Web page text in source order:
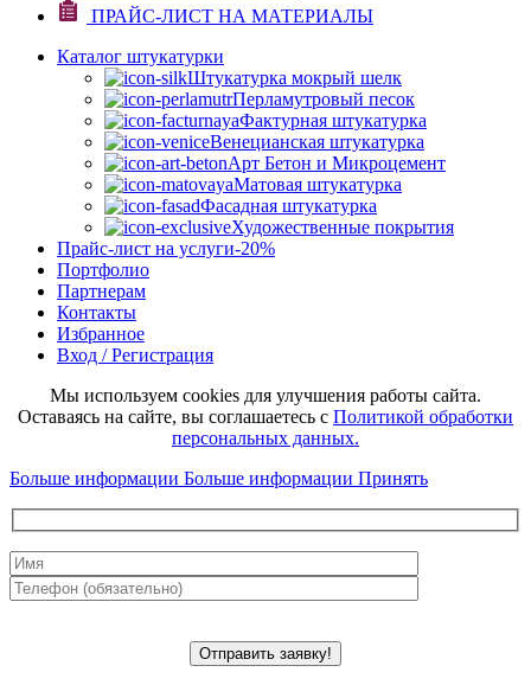
ПРАЙС-ЛИСТ НА МАТЕРИАЛЫ
Каталог штукатурки
Штукатурка мокрый шелк
Перламутровый песок
Фактурная штукатурка
Венецианская штукатурка
Арт Бетон и Микроцемент
Матовая штукатурка
Фасадная штукатурка
Художественные покрытия
Прайс-лист на услуги-20%
Портфолио
Партнерам
Контакты
Избранное
Вход / Регистрация
Мы используем cookies для улучшения работы сайта.
Оставаясь на сайте, вы соглашаетесь с Политикой обработки
персональных данных.
Больше информации Больше информации Принять